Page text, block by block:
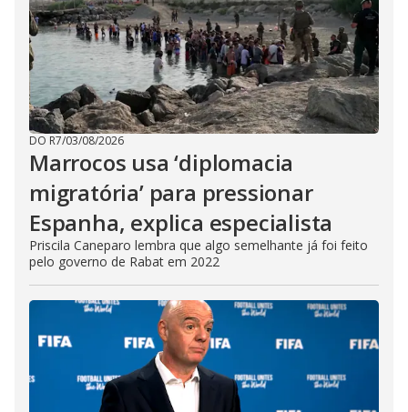
DO R7/03/08/2026
Marrocos usa ‘diplomacia
migratória’ para pressionar
Espanha, explica especialista
Priscila Caneparo lembra que algo semelhante já foi feito
pelo governo de Rabat em 2022